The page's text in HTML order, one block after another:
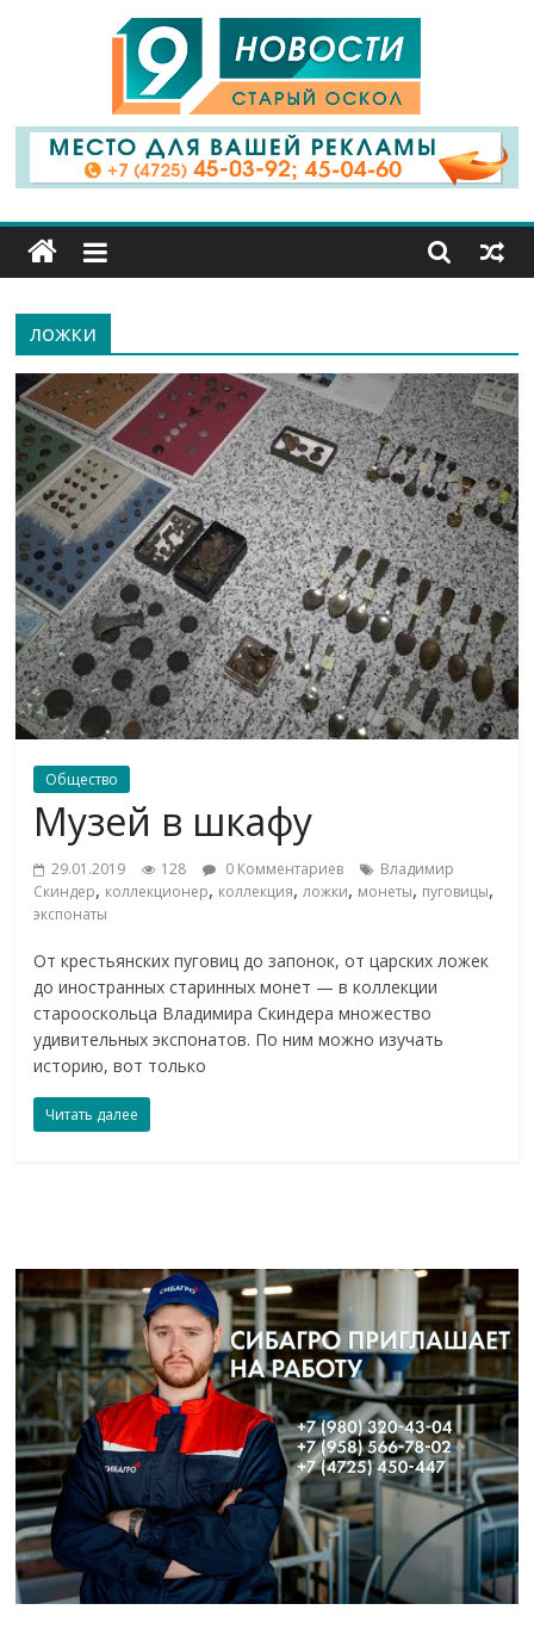
9
Канал
Старый
Оскол
ложки
Общество
Музей в шкафу
29.01.2019 128 0 Комментариев
Владимир
Скиндер, коллекционер, коллекция,ложки, монеты, пуговицы,
экспонаты
От крестьянских пуговиц до запонок, от царских ложек
до иностранных старинных монет — в коллекции
старооскольца Владимира Скиндера множество
удивительных экспонатов. По ним можно изучать
историю, вот только
Читать далее